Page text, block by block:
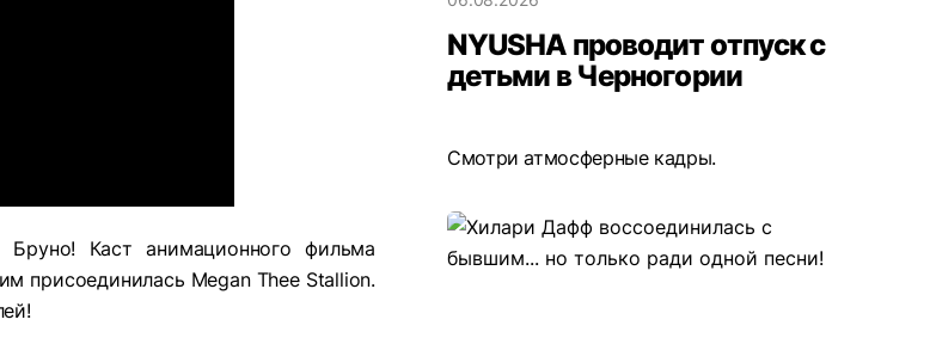
Каст анимационного фильма
присоединилась Megan Thee Stallion.
NYUSHA проводит отпуск с
детьми в Черногории
Смотри атмосферные кадры.